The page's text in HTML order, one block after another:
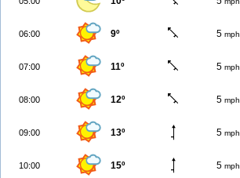
06:00 9º 5 mph
07:00 11º 5 mph
08:00 12º 5 mph
09:00 13º 5 mph
10:00 15º 5 mph